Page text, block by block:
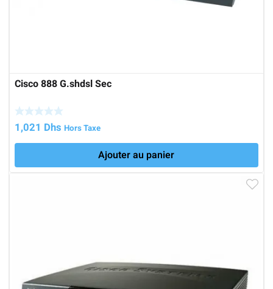
Cisco 888 G.shdsl Sec
1,021 Dhs Hors Taxe
Ajouter au panier